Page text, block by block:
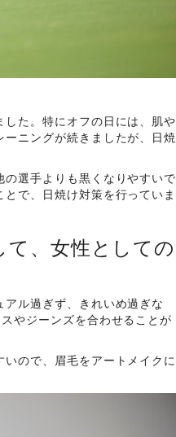
た。特にオフの日には、肌や
ニングが続きましたが、日焼
選手よりも黒くなりやすいで
で、日焼け対策を行っていま
、女性としての
ル過ぎず、きれいめ過ぎな
やジーンズを合わせることが
ので、眉毛をアートメイクに